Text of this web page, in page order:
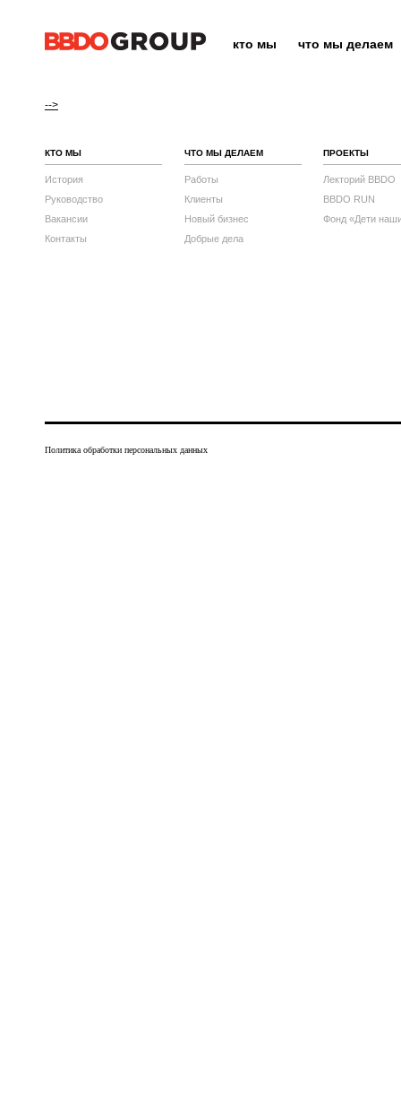
кто мы что мы делаем
-->
КТО МЫ
История
Руководство
Вакансии
Контакты
ЧТО МЫ ДЕЛАЕМ
Работы
Клиенты
Новый бизнес
Добрые дела
ПРОЕКТЫ
Лекторий BBDO
BBDO RUN
Фонд «Дети
Политика обработки персональных данных